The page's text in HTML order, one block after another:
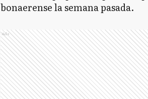
bonaerense la semana pasada.
Ads